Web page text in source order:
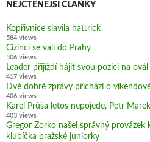
NEJČTENĚJŠÍ ČLÁNKY
Kopřivnice slavila hattrick
584 views
Cizinci se valí do Prahy
506 views
Leader přijíždí hájit svou pozici na
417 views
Dvě dobré zprávy přichází o
406 views
Karel Průša letos nepojede, Petr
403 views
Gregor Zorko našel správný provázek
klubíčka pražské juniorky